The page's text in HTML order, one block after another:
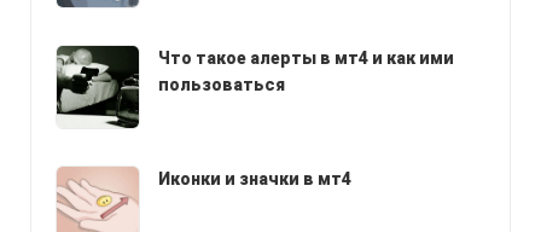
Что такое алерты в мт4 и как ими
пользоваться
Иконки и значки в мт4